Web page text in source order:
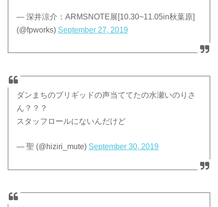
— 深井涼介：ARMSNOTE展[10.30~11.05in秋葉原]
(@fpworks) September 27, 2019
ダンまちのブリギッドの声当ててたの水瀬いのりさ
ん？？？
スタッフロールにないんだけど
— 聖 (@hiziri_mute) September 30, 2019